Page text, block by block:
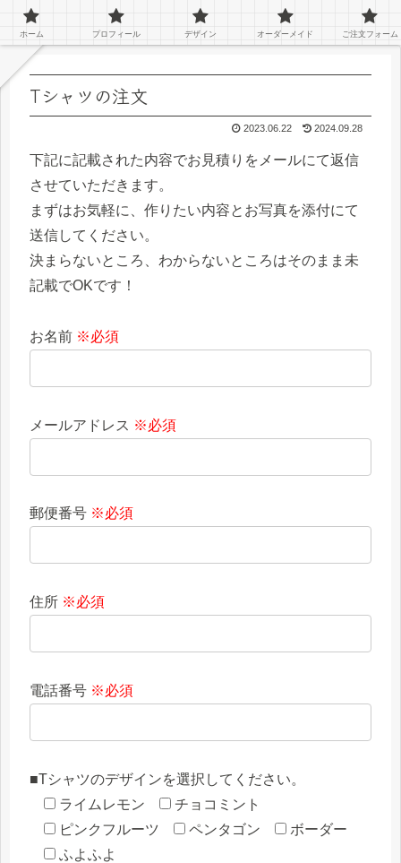
ペットのオーダーグッズを作っているアトリエキジです！
Tシャツの注文
2023.06.22 2024.09.28
下記に記載された内容でお見積りをメールにて返信
させていただきます。
まずはお気軽に、作りたい内容とお写真を添付にて
送信してください。
決まらないところ、わからないところはそのまま未
記載でOKです！
お名前 ※必須
メールアドレス ※必須
郵便番号 ※必須
住所 ※必須
電話番号 ※必須
■Tシャツのデザインを選択してください。
ライムレモン
チョコミント
ピンクフルーツ
ペンタゴン
ボーダー
ふよふよ
ホーム プロフィール デザイン オーダーメイド ご注文フォーム